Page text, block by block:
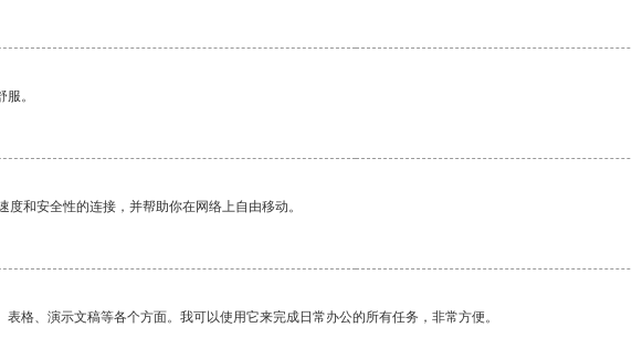
。
和安全性的连接，并帮助你在网络上自由移动。
格、演示文稿等各个方面。我可以使用它来完成日常办公的所有任务，非常方便。